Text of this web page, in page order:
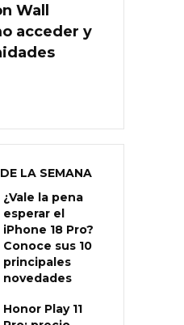
Wall
acceder y
LA SEMANA
¿Vale la pena
esperar el
iPhone 18 Pro?
Conoce sus 10
principales
novedades
Honor Play 11